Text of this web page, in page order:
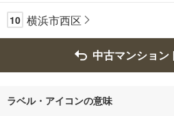
10 横浜市西区
中古マンション
ラベル・アイコンの意味